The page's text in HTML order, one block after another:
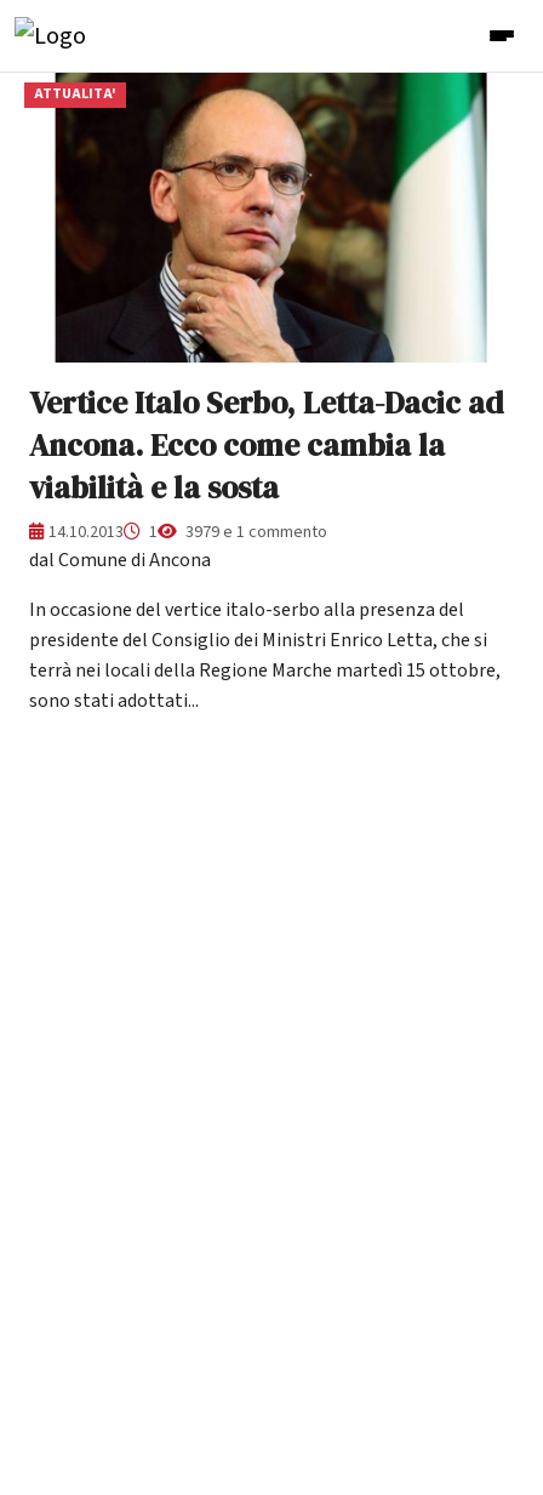
ATTUALITA'
Vertice Italo Serbo, Letta-Dacic ad
Ancona. Ecco come cambia la
viabilità e la sosta
14.10.2013 1 3979 e 1 commento
dal Comune di Ancona
In occasione del vertice italo-serbo alla presenza del
presidente del Consiglio dei Ministri Enrico Letta, che si
terrà nei locali della Regione Marche martedì 15 ottobre,
sono stati adottati...